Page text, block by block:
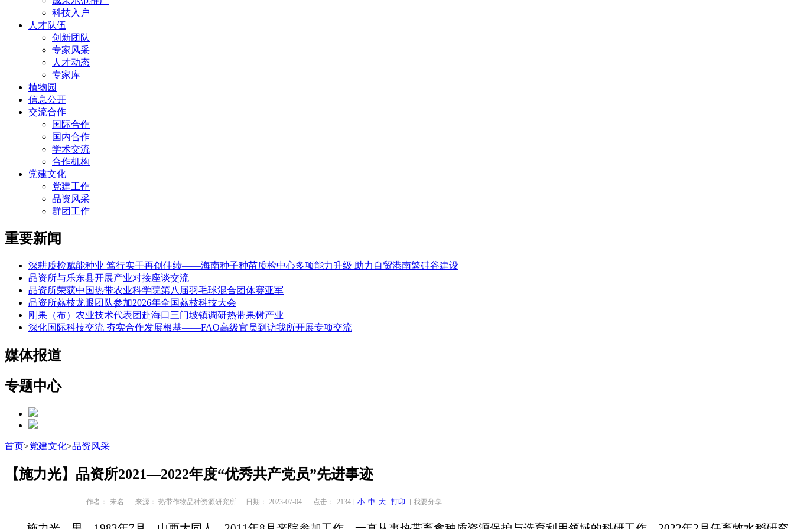
科技入户
人才队伍
创新团队
专家风采
人才动态
专家库
植物园
信息公开
交流合作
国际合作
国内合作
学术交流
合作机构
党建文化
党建工作
品资风采
群团工作
重要新闻
深耕质检赋能种业 笃行实干再创佳绩——海南种子种苗质检中心多项能力升级 助力自贸港南繁硅谷建设
品资所与乐东县开展产业对接座谈交流
品资所荣获中国热带农业科学院第八届羽毛球混合团体赛亚军
品资所荔枝龙眼团队参加2026年全国荔枝科技大会
刚果（布）农业技术代表团赴海口三门坡镇调研热带果树产业
深化国际科技交流 夯实合作发展根基——FAO高级官员到访我所开展专项交流
媒体报道
专题中心
首页>党建文化>品资风采
【施力光】品资所2021—2022年度“优秀共产党员”先进事迹
作者： 未名 来源： 热带作物品种资源研究所 日期： 2023-07-04 点击： 2134 [ 小 中 大 打印 ] 我要分享